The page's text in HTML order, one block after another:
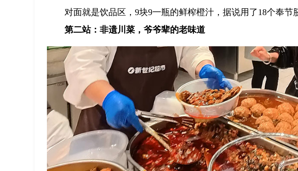
对面就是饮品区，9块9一瓶的鲜榨橙汁，据说用了18个奉节
第二站：非遗川菜，爷爷辈的老味道